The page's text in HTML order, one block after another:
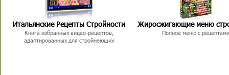
Итальянские Рецепты Стройности
Книга избранных видео-рецептов,
адаптированных для стройнеющих
Жиросжигающие меню
Полное меню с рецептами